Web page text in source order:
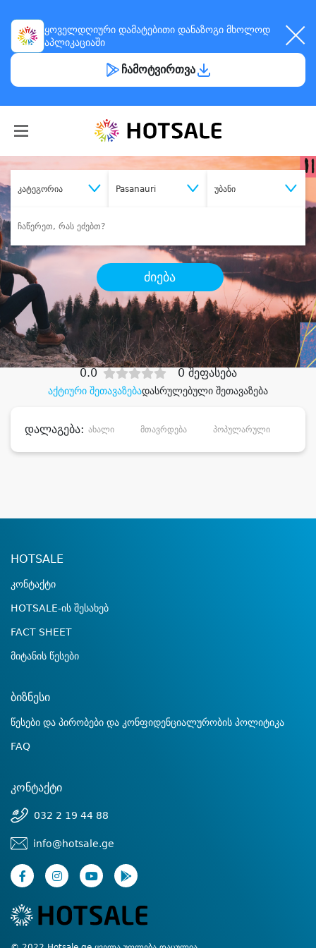
ყოველდღიური დამატებითი დანაზოგი მხოლოდ
აპლიკაციაში
ჩამოტვირთვა
კატეგორია Pasanauri უბანი
ძიება
შეიძინესასურველი მომსახურება
დიდი დანაზოგით
აქტიური შეთავაზებადასრულებული შეთავაზება
0.0 0 შეფასება
დალაგება: ახალი მთავრდება პოპულარული
HOTSALE
კონტაქტი
HOTSALE-ის შესახებ
FACT SHEET
მიტანის წესები
ბიზნესი
წესები და პირობები და კონფიდენციალურობის პოლიტიკა
FAQ
კონტაქტი
032 2 19 44 88
info@hotsale.ge